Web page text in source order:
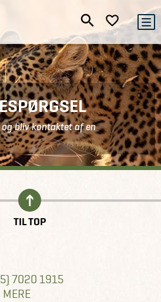
bliv kontaktet af en
TIL TOP
7020 1915